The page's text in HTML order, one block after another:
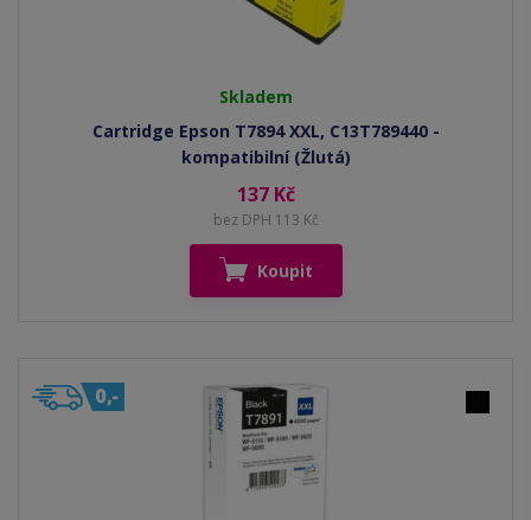
Skladem
Cartridge Epson T7894 XXL, C13T789440 -
kompatibilní (Žlutá)
137 Kč
bez DPH 113 Kč
Koupit